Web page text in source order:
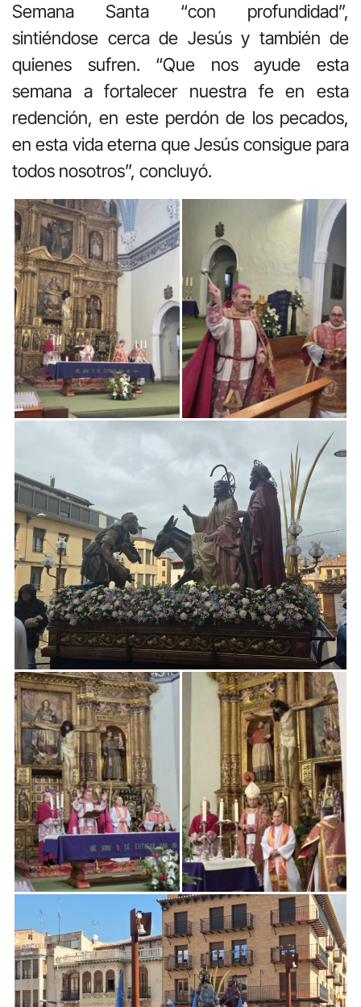
Semana Santa “con profundidad”,
sintiéndose cerca de Jesús y también de
quienes sufren. “Que nos ayude esta
semana a fortalecer nuestra fe en esta
redención, en este perdón de los pecados,
en esta vida eterna que Jesús consigue para
todos nosotros”, concluyó.